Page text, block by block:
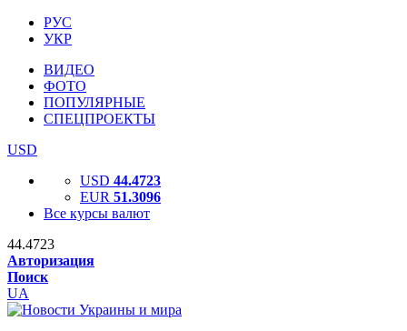
РУС
УКР
ВИДЕО
ФОТО
ПОПУЛЯРНЫЕ
СПЕЦПРОЕКТЫ
USD
USD 44.4723
EUR 51.3096
Все курсы валют
44.4723
Авторизация
Поиск
UA